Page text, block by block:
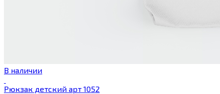
В наличии
Рюкзак детский арт 1052